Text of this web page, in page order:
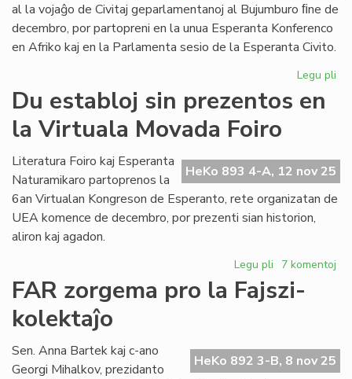
al la vojaĝo de Civitaj geparlamentanoj al Bujumburo ﬁne de
decembro, por partopreni en la unua Esperanta Konferenco
en Afriko kaj en la Parlamenta sesio de la Esperanta Civito.
Legu pli
Du establoj sin prezentos en
la Virtuala Movada Foiro
HeKo 893 4-A, 12 nov 25
Literatura Foiro kaj Esperanta
Naturamikaro partoprenos la
6an Virtualan Kongreson de Esperanto, rete organizatan de
UEA komence de decembro, por prezenti sian historion,
aliron kaj agadon.
Legu pli pri
establoj
en
la
7 komentoj
FAR zorgema pro la Fajszi-
kolektaĵo
HeKo 892 3-B, 8 nov 25
Sen. Anna Bartek kaj c-ano
Georgi Mihalkov, prezidanto